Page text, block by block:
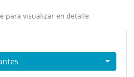
para visualizar en detalle.